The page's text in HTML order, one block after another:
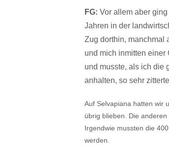
FG: Vor allem aber
Jahren in der
Zug dorthin, manchmal
und mich inmitten einer
und musste, als ich die
anhalten, so sehr
Auf Selvapiana hatten wir
übrig blieben. Die
Irgendwie mussten die
werden.